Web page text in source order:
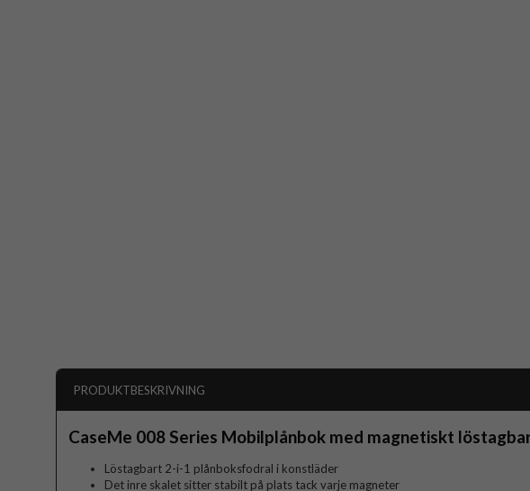
PRODUKTBESKRIVNING
CaseMe 008 Series Mobilplånbok med magnetiskt
Löstagbart 2-i-1 plånboksfodral i konstläder
Det inre skalet sitter stabilt på plats tack varje magneter